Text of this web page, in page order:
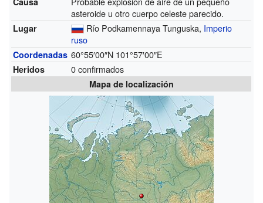
asteroide u otro cuerpo celeste parecido.
Lugar Río Podkamennaya Tunguska, Imperio
ruso
Coordenadas 60°55′00″N 101°57′00″E
Heridos 0 confirmados
Mapa de localización